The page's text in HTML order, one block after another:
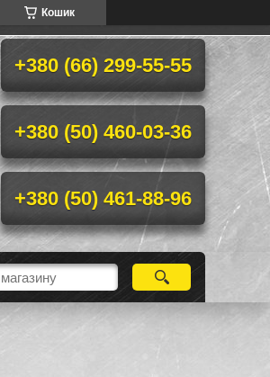
Кошик
+380 (66) 299-55-55
+380 (50) 460-03-36
+380 (50) 461-88-96